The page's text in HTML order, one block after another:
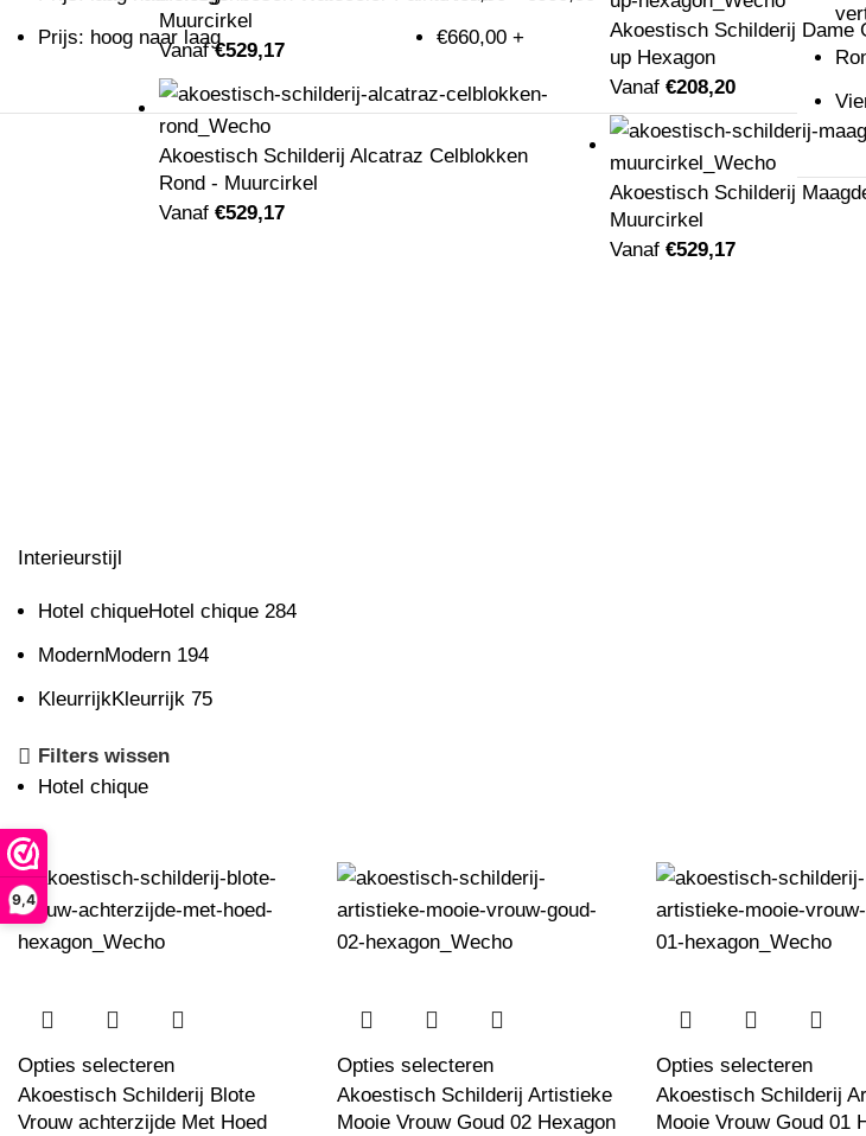
9,4
Prijs: hoog naar laag
€660,00 +
Interieurstijl
Hotel chiqueHotel chique 284
ModernModern 194
KleurrijkKleurrijk 75
Filters wissen
Hotel chique
Opties selecteren
Akoestisch Schilderij Blote
Vrouw achterzijde Met Hoed
Opties selecteren
Akoestisch Schilderij Artistieke
Mooie Vrouw Goud 02 Hexagon
Opties selecteren
Akoestisch Schilderij
Mooie Vrouw Goud 01
Muurcirkel
Vanaf€529,17
Akoestisch Schilderij Alcatraz Celblokken
Rond - Muurcirkel
Vanaf €529,17
Akoestisch Schilderij Dame
up Hexagon
Vanaf €208,20
Akoestisch Schilderij
Muurcirkel
Vanaf €529,17